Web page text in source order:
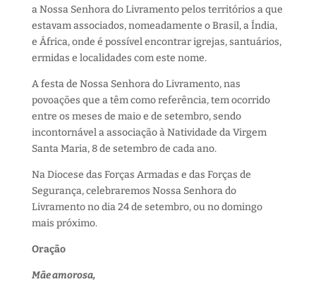
a Nossa Senhora do Livramento pelos territórios a que
estavam associados, nomeadamente o Brasil, a Índia,
e África, onde é possível encontrar igrejas, santuários,
ermidas e localidades com este nome.
A festa de Nossa Senhora do Livramento, nas
povoações que a têm como referência, tem ocorrido
entre os meses de maio e de setembro, sendo
incontornável a associação à Natividade da Virgem
Santa Maria, 8 de setembro de cada ano.
Na Diocese das Forças Armadas e das Forças de
Segurança, celebraremos Nossa Senhora do
Livramento no dia 24 de setembro, ou no domingo
mais próximo.
Oração
Mãe amorosa,